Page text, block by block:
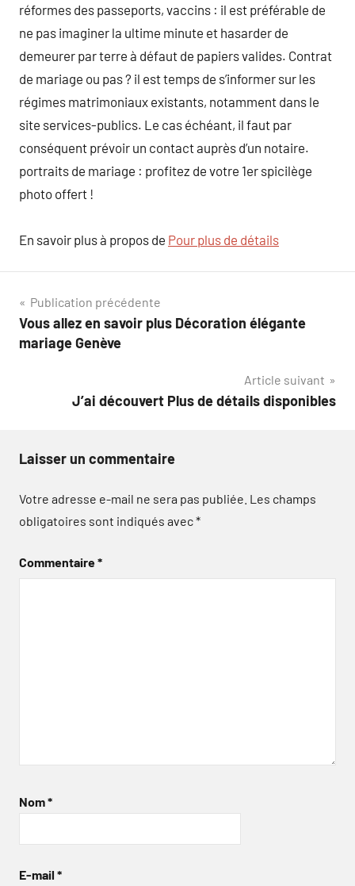
réformes des passeports, vaccins : il est préférable de
ne pas imaginer la ultime minute et hasarder de
demeurer par terre à défaut de papiers valides. Contrat
de mariage ou pas ? il est temps de s’informer sur les
régimes matrimoniaux existants, notamment dans le
site services-publics. Le cas échéant, il faut par
conséquent prévoir un contact auprès d’un notaire.
portraits de mariage : profitez de votre 1er spicilège
photo offert !
En savoir plus à propos de Pour plus de détails
Navigation
de
Publication précédente
Vous allez en savoir plus Décoration élégante
mariage Genève
Article suivant
J’ai découvert Plus de détails disponibles
Laisser un commentaire
Votre adresse e-mail ne sera pas publiée. Les champs
obligatoires sont indiqués avec*
Commentaire*
Nom*
E-mail *